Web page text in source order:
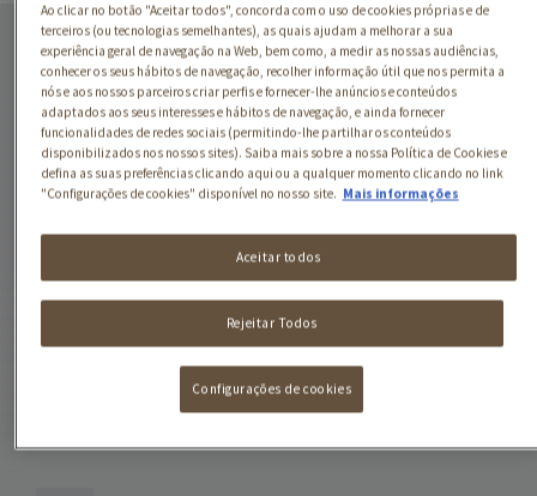
Nestlé Kéfir possui
nutrientes com benefícios
para a saúde. É fonte de
cálcio e vitamina D,
contém 16 tipos de
fermentos lácteos e
leveduras, alto teor de
Ao clicar no botão "Aceitar todos", concorda com o uso de cookies próprias e de
terceiros (ou tecnologias semelhantes), as quais ajudam a melhorar a sua
experiência geral de navegação na Web, bem como, a medir as nossas audiências,
conhecer os seus hábitos de navegação, recolher informação útil que nos permita a
nós e aos nossos parceiros criar perfis e fornecer-lhe anúncios e conteúdos
adaptados aos seus interesses e hábitos de navegação, e ainda fornecer
funcionalidades de redes sociais (permitindo-lhe partilhar os conteúdos
disponibilizados nos nossos sites). Saiba mais sobre a nossa Política de Cookies e
defina as suas preferências clicando aqui ou a qualquer momento clicando no link
"Configurações de cookies" disponível no nosso site. Mais informações
Rejeitar Todos
Aceitar todos
Configurações de cookies